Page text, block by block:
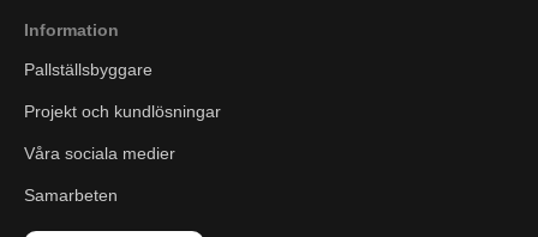
Information
Pallställsbyggare
Projekt och kundlösningar
Våra sociala medier
Samarbeten